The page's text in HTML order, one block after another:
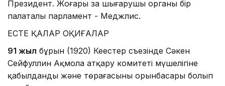
Президент. Жоғары заң шығарушы органы бір
палаталы парламент - Меджлис.
ЕСТЕ ҚАЛАР ОҚИҒАЛАР
91 жыл бұрын (1920) Кеңестер съезінде Сәкен
Сейфуллин Ақмола атқару комитеті мүшелігіне
қабылданды және төрағасының орынбасары болып